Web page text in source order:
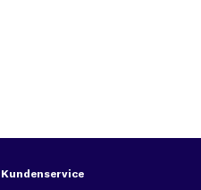
Kundenservice